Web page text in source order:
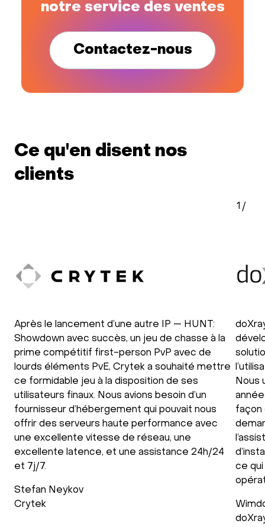
notre service des ventes
Contactez-nous
Ce qu'en disent nos
clients
Après le lancement d’une autre IP — HUNT:
Showdown avec succès, un jeu de chasse à la
prime compétitif first-person PvP avec de
lourds éléments PvE, Crytek a souhaité mettre
ce formidable jeu à la disposition de ses
utilisateurs finaux. Nous avions besoin d’un
fournisseur d’hébergement qui pouvait nous
offrir des serveurs haute performance avec
une excellente vitesse de réseau, une
excellente latence, et une assistance 24h/24
et 7j/7.
Stefan Neykov
Crytek
Nous
façon
ce qui
1 /